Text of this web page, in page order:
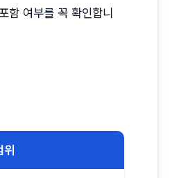
함 여부를 꼭 확인합니
위